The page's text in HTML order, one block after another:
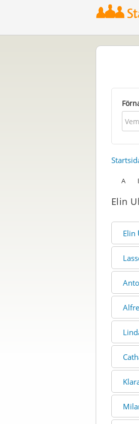
A
Elin
Elin